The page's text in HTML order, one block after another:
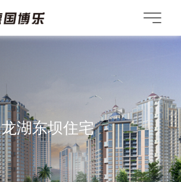
龙湖东坝住宅